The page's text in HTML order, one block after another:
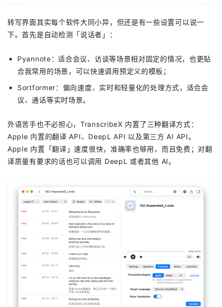
转写界面其实每个软件大同小异，但还是有一些设置可以说一
下。首先是自动检测「说话者」：
Pyannote：适合会议、访谈等场景相对固定的情况，也更贴
合我常用的场景，可以快速调用预定义的模板；
Sortformer：偏向速度、实时和轻量化的处理方式，适合会
议、通话等实时场景。
外语苦手也不必担心，TranscribeX 内置了三种翻译方式：
Apple 内置的翻译 API、DeepL API 以及第三方 AI API。
Apple 内置「翻译」速度很快，准确率也够用，而且免费；对翻
译质量有要求的话也可以调用 DeepL 或者其他 AI。